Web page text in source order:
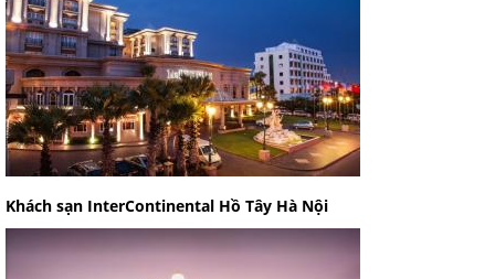
Khách sạn InterContinental Hồ Tây Hà Nội